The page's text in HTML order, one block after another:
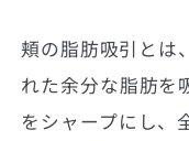
頬の脂肪吸引とは
れた余分な脂肪を
をシャープにし、